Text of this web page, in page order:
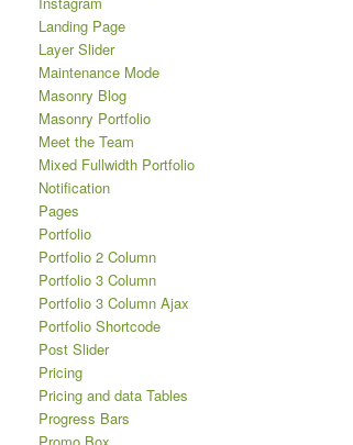
Landing Page
Layer Slider
Maintenance Mode
Masonry Blog
Masonry Portfolio
Meet the Team
Mixed Fullwidth Portfolio
Notification
Pages
Portfolio
Portfolio 2 Column
Portfolio 3 Column
Portfolio 3 Column Ajax
Portfolio Shortcode
Post Slider
Pricing
Pricing and data Tables
Progress Bars